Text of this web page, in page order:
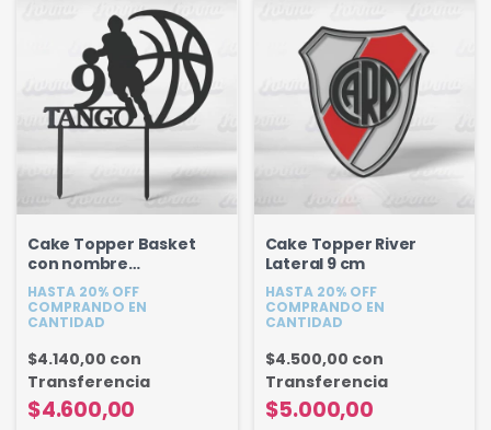
Cake Topper Basket
con nombre
personalizado - Modelo
2
HASTA 20% OFF
COMPRANDO EN
CANTIDAD
$4.600,00
$4.140,00 con
Transferencia
Cake Topper River
Lateral 9 cm
HASTA 20% OFF
COMPRANDO EN
CANTIDAD
$5.000,00
$4.500,00 con
Transferencia